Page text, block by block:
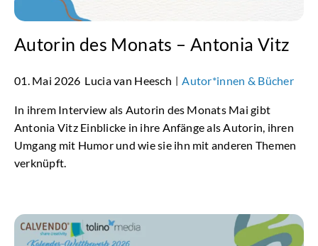
Autorin des Monats – Antonia Vitz
01. Mai 2026 Lucia van Heesch | Autor*innen & Bücher
In ihrem Interview als Autorin des Monats Mai gibt
Antonia Vitz Einblicke in ihre Anfänge als Autorin, ihren
Umgang mit Humor und wie sie ihn mit anderen Themen
verknüpft.